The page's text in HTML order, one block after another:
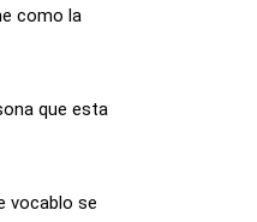
como la
que esta
vocablo se